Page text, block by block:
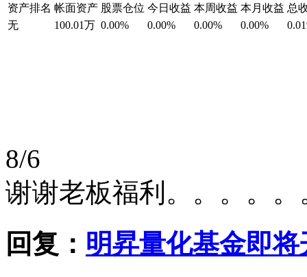
资产排名 帐面资产 股票仓位 今日收益 本周收益 本月收益 总
无
100.01万 0.00% 0.00% 0.00% 0.00%
8/6
谢谢老板福利。。。。。
回复： 明昇量化基金即